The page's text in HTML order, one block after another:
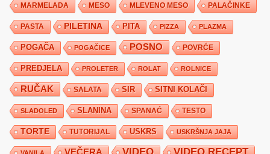
MARMELADA MESO MLEVENO MESO PALAČINKE
PASTA PILETINA PITA PIZZA PLAZMA
POGAČA POGAČICE POSNO POVRĆE
PREDJELA PROLETER ROLAT ROLNICE
RUČAK SALATA SIR SITNI KOLAČI
SLADOLED SLANINA SPANAĆ TESTO
TORTE TUTORIJAL USKRS USKRŠNJA JAJA
VEČERA